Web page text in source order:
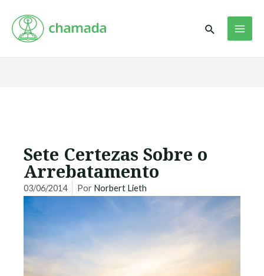
para
Pesquisar
Sete Certezas Sobre o
Arrebatamento
03/06/2014 Por Norbert Lieth